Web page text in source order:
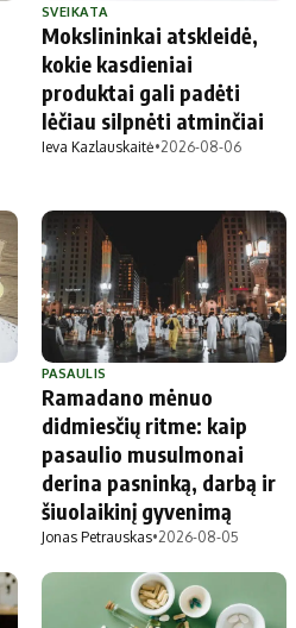
SVEIKATA
Mokslininkai atskleidė,
kokie kasdieniai
produktai gali padėti
lėčiau silpnėti atminčiai
Ieva Kazlauskaitė•2026-08-06
PASAULIS
Ramadano mėnuo
didmiesčių ritme: kaip
pasaulio musulmonai
derina pasninką, darbą ir
šiuolaikinį gyvenimą
Jonas Petrauskas•2026-08-05